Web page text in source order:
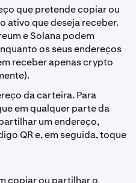
que pretende copiar ou
ativo que deseja receber.
e Solana podem
os seus endereços
receber apenas crypto
da carteira. Para
em qualquer parte da
um endereço,
QR e, em seguida, toque
copiar ou partilhar o